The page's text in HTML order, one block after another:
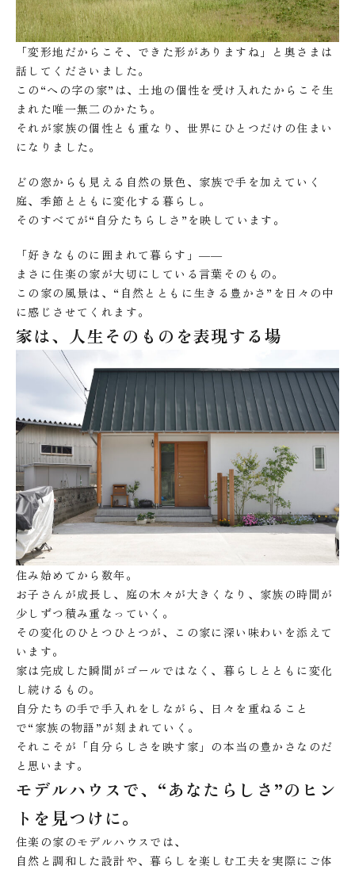
「変形地だからこそ、できた形がありますね」と奥さまは
話してくださいました。
この“への字の家”は、土地の個性を受け入れたからこそ生
まれた唯一無二のかたち。
それが家族の個性とも重なり、世界にひとつだけの住まい
になりました。
どの窓からも見える自然の景色、家族で手を加えていく
庭、季節とともに変化する暮らし。
そのすべてが“自分たちらしさ”を映しています。
「好きなものに囲まれて暮らす」――
まさに住楽の家が大切にしている言葉そのもの。
この家の風景は、“自然とともに生きる豊かさ”を日々の中
に感じさせてくれます。
家は、人生そのものを表現する場
住み始めてから数年。
お子さんが成長し、庭の木々が大きくなり、家族の時間が
少しずつ積み重なっていく。
その変化のひとつひとつが、この家に深い味わいを添えて
います。
家は完成した瞬間がゴールではなく、暮らしとともに変化
し続けるもの。
自分たちの手で手入れをしながら、日々を重ねること
で“家族の物語”が刻まれていく。
それこそが「自分らしさを映す家」の本当の豊かさなのだ
と思います。
モデルハウスで、“あなたらしさ”のヒン
トを見つけに。
住楽の家のモデルハウスでは、
自然と調和した設計や、暮らしを楽しむ工夫を実際にご体